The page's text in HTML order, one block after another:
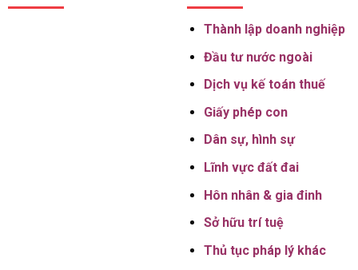
Thành lập doanh nghiệp
Đầu tư nước ngoài
Dịch vụ kế toán thuế
Giấy phép con
Dân sự, hình sự
Lĩnh vực đất đai
Hôn nhân & gia đinh
Sở hữu trí tuệ
Thủ tục pháp lý khác